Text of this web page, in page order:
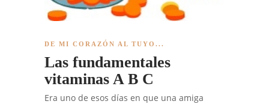
DE MI CORAZÓN AL TUYO...
Las fundamentales
vitaminas A B C
Era uno de esos días en que una amiga